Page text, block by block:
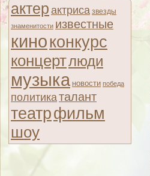
актер актриса звезды
знаменитости известные
киноконкурс
концертлюди
музыка новости победа
политикаталант
театрфильм
шоу